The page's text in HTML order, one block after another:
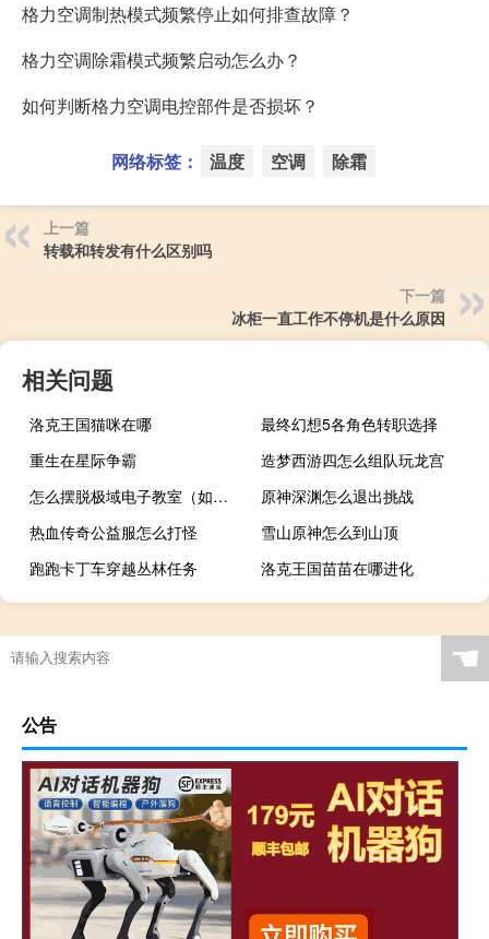
格力空调制热模式频繁停止如何排查故障？
格力空调除霜模式频繁启动怎么办？
如何判断格力空调电控部件是否损坏？
网络标签： 温度 空调 除霜
上一篇
转载和转发有什么区别吗
下一篇
冰柜一直工作不停机是什么原因
相关问题
洛克王国猫咪在哪
最终幻想5各角色转职选择
重生在星际争霸
造梦西游四怎么组队玩龙宫
怎么摆脱极域电子教室（如何退出极域电子教室）
原神深渊怎么退出挑战
热血传奇公益服怎么打怪
雪山原神怎么到山顶
跑跑卡丁车穿越丛林任务
洛克王国苗苗在哪进化
☚
公告